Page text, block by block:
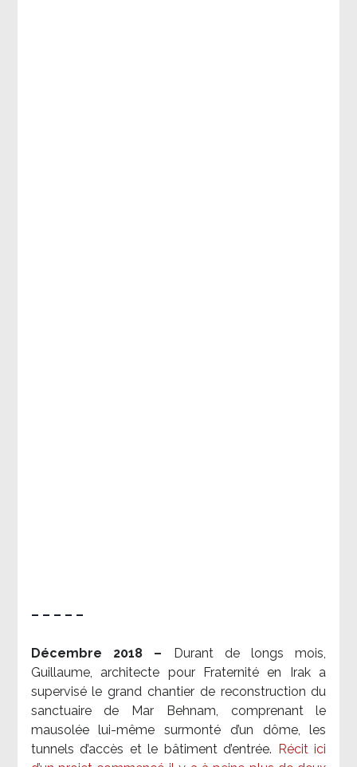
– – – – –
Décembre 2018 –
Durant de longs mois,
Guillaume, architecte pour Fraternité en Irak a
supervisé le grand chantier de reconstruction du
sanctuaire de Mar Behnam, comprenant le
mausolée lui-même surmonté d’un dôme, les
tunnels d’accès et le bâtiment d’entrée.
Récit ici